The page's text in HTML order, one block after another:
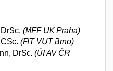
(MFF UK Praha)
(FIT VUT Brno)
DrSc. (ÚI AV ČR